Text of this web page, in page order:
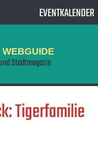
Stadtmagazin
Tigerfamilie
EVENTKALENDER